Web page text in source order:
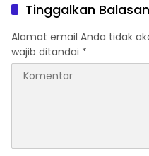
Tinggalkan Balasan
Alamat email Anda tidak
wajib ditandai *